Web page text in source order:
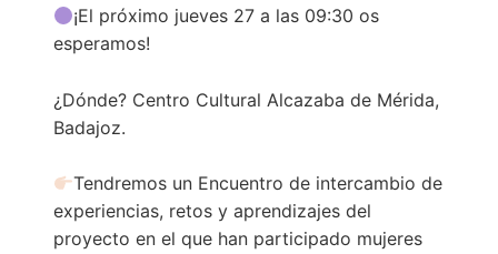
c
e
o
o
i
t
e
r
n
d
m
r
r
¡El próximo jueves 27 a las 09:30 os
esperamos!
¿Dónde? Centro Cultural Alcazaba de Mérida,
Badajoz.
Tendremos un Encuentro de intercambio de
experiencias, retos y aprendizajes del
proyecto en el que han participado mujeres